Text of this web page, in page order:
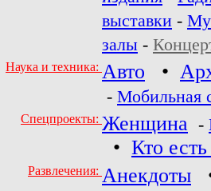
выставки -
залы -
Наука и техника: Авто •
- Мобильная
Спецпроекты: Женщина -
• Кто есть
Развлечения: Анекдоты